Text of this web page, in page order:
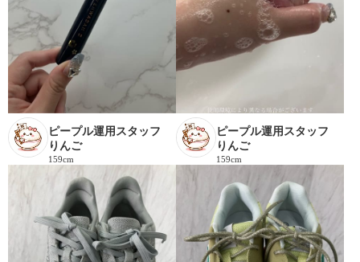
ピープル運用スタッフ
りんご
159cm
ピープル運用スタッフ
りんご
159cm